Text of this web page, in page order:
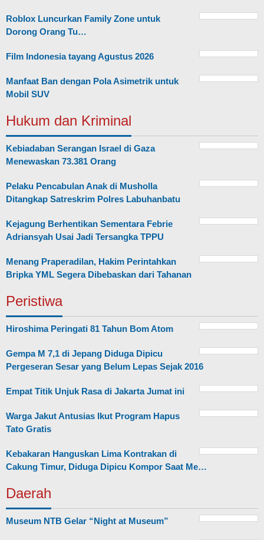
Roblox Luncurkan Family Zone untuk
Dorong Orang Tu…
Film Indonesia tayang Agustus 2026
Manfaat Ban dengan Pola Asimetrik untuk
Mobil SUV
Hukum dan Kriminal
Kebiadaban Serangan Israel di Gaza
Menewaskan 73.381 Orang
Pelaku Pencabulan Anak di Musholla
Ditangkap Satreskrim Polres Labuhanbatu
Kejagung Berhentikan Sementara Febrie
Adriansyah Usai Jadi Tersangka TPPU
Menang Praperadilan, Hakim Perintahkan
Bripka YML Segera Dibebaskan dari Tahanan
Peristiwa
Hiroshima Peringati 81 Tahun Bom Atom
Gempa M 7,1 di Jepang Diduga Dipicu
Pergeseran Sesar yang Belum Lepas Sejak 2016
Empat Titik Unjuk Rasa di Jakarta Jumat ini
Warga Jakut Antusias Ikut Program Hapus
Tato Gratis
Kebakaran Hanguskan Lima Kontrakan di
Cakung Timur, Diduga Dipicu Kompor Saat Me…
Daerah
Museum NTB Gelar “Night at Museum”